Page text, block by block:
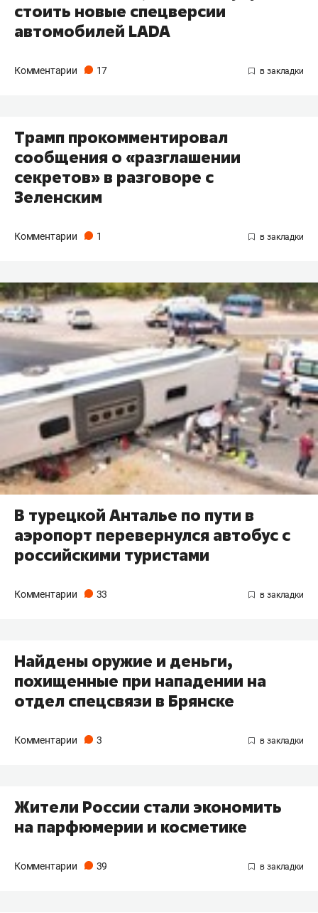
стоить новые спецверсии
автомобилей LADA
Комментарии 17
Трамп прокомментировал
сообщения о «разглашении
секретов» в разговоре с
Зеленским
Комментарии 1
В турецкой Анталье по пути в
аэропорт перевернулся автобус с
российскими туристами
Комментарии 33
Найдены оружие и деньги,
похищенные при нападении на
отдел спецсвязи в Брянске
Комментарии 3
Жители России стали экономить
на парфюмерии и косметике
Комментарии 39